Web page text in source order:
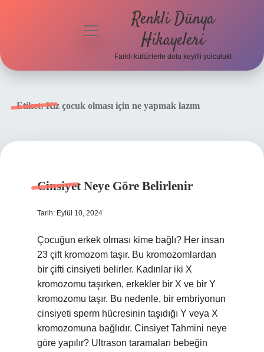
Politikası
menüyü
Renkli Dünya
Hikayeleri
Farklı kültürlerle dolu keyifli yolculuk!
Etiket:Kız çocuk olması için ne yapmak lazım
Cinsiyet Neye Göre Belirlenir
Tarih: Eylül 10, 2024
Çocuğun erkek olması kime bağlı? Her insan
23 çift kromozom taşır. Bu kromozomlardan
bir çifti cinsiyeti belirler. Kadınlar iki X
kromozomu taşırken, erkekler bir X ve bir Y
kromozomu taşır. Bu nedenle, bir embriyonun
cinsiyeti sperm hücresinin taşıdığı Y veya X
kromozomuna bağlıdır. Cinsiyet Tahmini neye
göre yapılır? Ultrason taramaları bebeğin